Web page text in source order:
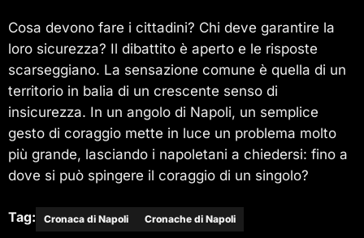
Cosa devono fare i cittadini? Chi deve garantire la
loro sicurezza? Il dibattito è aperto e le risposte
scarseggiano. La sensazione comune è quella di un
territorio in balia di un crescente senso di
insicurezza. In un angolo di Napoli, un semplice
gesto di coraggio mette in luce un problema molto
più grande, lasciando i napoletani a chiedersi: fino a
dove si può spingere il coraggio di un singolo?
Tag: Cronaca di Napoli Cronache di Napoli